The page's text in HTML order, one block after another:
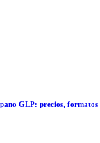
GLP: precios, formatos